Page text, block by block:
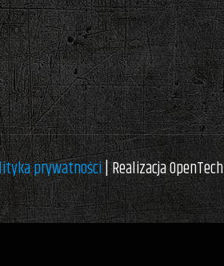
prywatności| Realizacja OpenTech